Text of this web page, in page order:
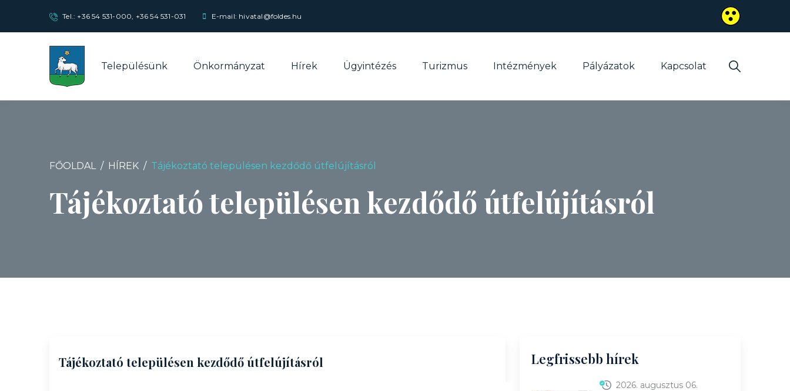
Tel.:+36 54 531-000, +36 54 531-031 E-mail: hivatal@foldes.hu
Településünk Önkormányzat Hírek Ügyintézés Turizmus Intézmények Pályázatok Kapcsolat
FŐOLDAL HÍREK Tájékoztató településen kezdődő útfelújításról
Tájékoztató településen kezdődő útfelújításról
Tájékoztató településen kezdődő útfelújításról Legfrissebb hírek
2026. augusztus 06.